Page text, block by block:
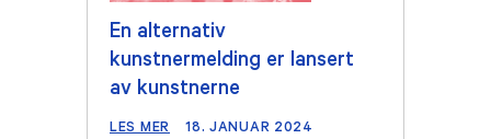
En alternativ
kunstnermelding er lansert
av kunstnerne
LES MER
18. JANUAR 2024